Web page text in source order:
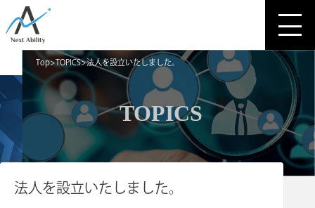
Top TOPICS 法人を設立いたしました。
TOPICS
法人を設立いたしました。